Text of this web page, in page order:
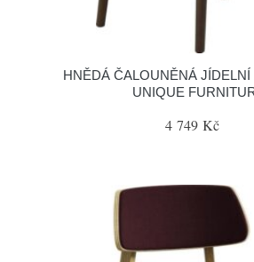
HNĚDÁ ČALOUNĚNÁ JÍDELNÍ
UNIQUE
4 749 Kč